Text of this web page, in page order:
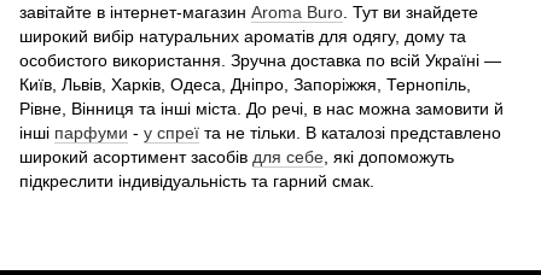
завітайте в інтернет-магазин Aroma Buro . Тут ви знайдете
широкий вибір натуральних ароматів для одягу, дому та
особистого використання. Зручна доставка по всій Україні —
Київ, Львів, Харків, Одеса, Дніпро, Запоріжжя, Тернопіль,
Рівне, Вінниця та інші міста. До речі, в нас можна замовити й
інші парфуми - у спреї та не тільки. В каталозі представлено
широкий асортимент засобів для себе , які допоможуть
підкреслити індивідуальність та гарний смак.